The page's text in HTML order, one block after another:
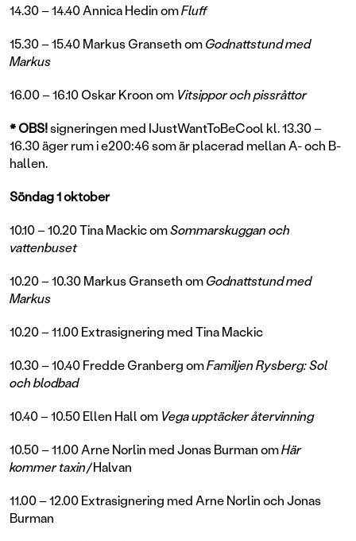
14.30 – 14.40 Annica Hedin omFluff
15.30 – 15.40 Markus Granseth omGodnattstund med
Markus
16.00 – 16.10 Oskar Kroon om Vitsippor och pissråttor
*OBS!signeringen med IJustWantToBeCool kl. 13.30 –
16.30 äger rum i e200:46 som är placerad mellan A- och B-
hallen.
Söndag 1 oktober
10.10 – 10.20 Tina Mackic omSommarskuggan och
vattenbuset
10.20 – 10.30 Markus Granseth omGodnattstund med
Markus
10.20 – 11.00 Extrasignering med Tina Mackic
10.30 – 10.40 Fredde Granberg omFamiljen Rysberg: Sol
och blodbad
10.40 – 10.50 Ellen Hall om Vega upptäcker återvinning
10.50 – 11.00 Arne Norlin med Jonas Burman omHär
kommer taxin/Halvan
11.00 – 12.00 Extrasignering med Arne Norlin och Jonas
Burman